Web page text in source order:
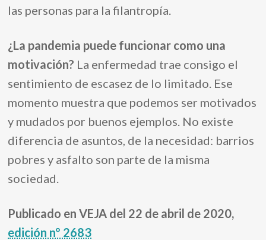
las personas para la filantropía.
¿La pandemia puede funcionar como una
motivación? La enfermedad trae consigo el
sentimiento de escasez de lo limitado. Ese
momento muestra que podemos ser motivados
y mudados por buenos ejemplos. No existe
diferencia de asuntos, de la necesidad: barrios
pobres y asfalto son parte de la misma
sociedad.
Publicado en VEJA del 22 de abril de 2020,
edición nº 2683